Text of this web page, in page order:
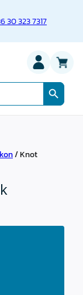
30 323 7317
Search Button
/ Knot